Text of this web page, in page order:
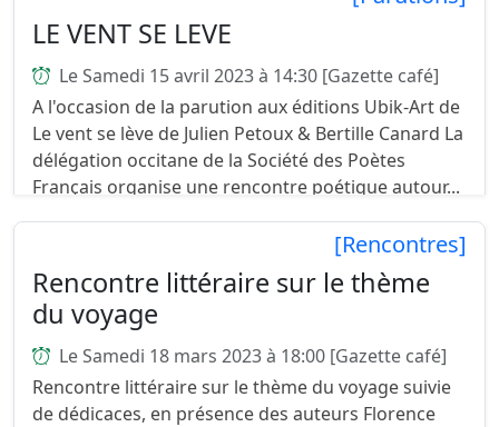
LE VENT SE LEVE
Le Samedi 15 avril 2023 à 14:30 [Gazette café]
A l'occasion de la parution aux éditions Ubik-Art de
Le vent se lève de Julien Petoux & Bertille Canard La
délégation occitane de la Société des Poètes
Français organise une rencontre poétique autour...
[Rencontres]
Rencontre littéraire sur le thème
du voyage
Le Samedi 18 mars 2023 à 18:00 [Gazette café]
Rencontre littéraire sur le thème du voyage suivie
de dédicaces, en présence des auteurs Florence